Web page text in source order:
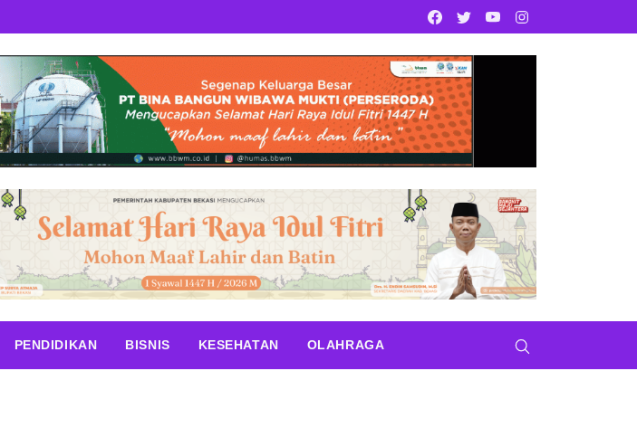
Facebook
TwitterYoutube
PENDIDIKAN BISNIS KESEHATAN OLAHRAGA